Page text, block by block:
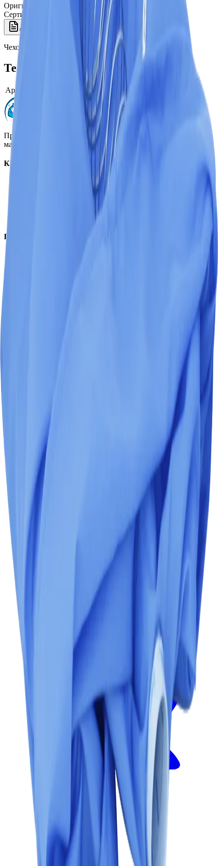
Оригинал 100%
Сертифицированный товар
Описание Характеристики
Чехол для сушки передних сидений, CVK32, Bieffe
Технические характеристики
Артикул производителя CVK32
Профессиональная автохимия, оборудование и расходные
материалы для детейлинга.
Каталог
Покупателям
InSafe.ru — Товары и технологии для автобизнеса